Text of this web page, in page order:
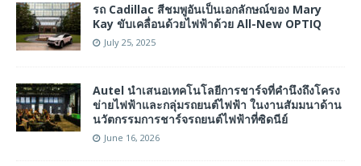
รถ Cadillac สีชมพูอันเป็นเอกลักษณ์ของ Mary
Kay ขับเคลื่อนด้วยไฟฟ้าด้วย All-New OPTIQ
July 25, 2025
Autel นำเสนอเทคโนโลยีการชาร์จที่คำนึงถึงโครง
ข่ายไฟฟ้าและกลุ่มรถยนต์ไฟฟ้า ในงานสัมมนาด้าน
นวัตกรรมการชาร์จรถยนต์ไฟฟ้าที่ซิดนีย์
June 16, 2026